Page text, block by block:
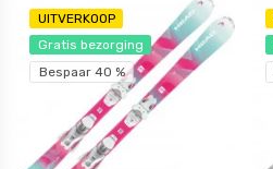
UITVERKOOP
Gratis bezorging
Bespaar 40 %